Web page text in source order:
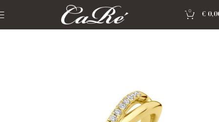
0
€
Gouden sieraden lab-grown